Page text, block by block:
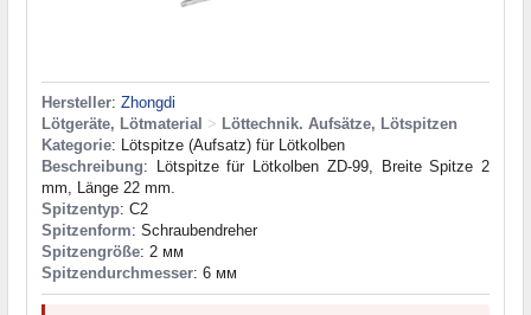
Hersteller: Zhongdi
Lötgeräte, Lötmaterial > Löttechnik. Aufsätze, Lötspitzen
Kategorie: Lötspitze (Aufsatz) für Lötkolben
Beschreibung: Lötspitze für Lötkolben ZD-99, Breite Spitze 2
mm, Länge 22 mm.
Spitzentyp: C2
Spitzenform: Schraubendreher
Spitzengröße: 2 мм
Spitzendurchmesser: 6 мм